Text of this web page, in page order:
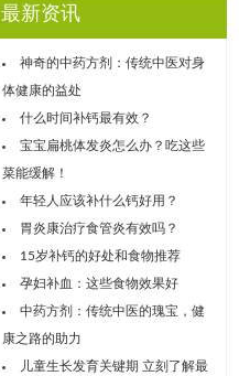
最新资讯
神奇的中药方剂：传统中医对身
体健康的益处
什么时间补钙最有效？
宝宝扁桃体发炎怎么办？吃这些
菜能缓解！
年轻人应该补什么钙好用？
胃炎康治疗食管炎有效吗？
15岁补钙的好处和食物推荐
孕妇补血：这些食物效果好
中药方剂：传统中医的瑰宝，健
康之路的助力
儿童生长发育关键期 立刻了解最